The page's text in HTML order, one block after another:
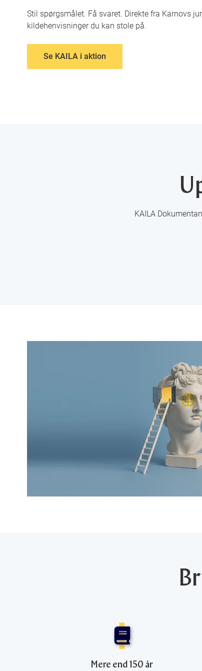
Stil spørgsmålet. Få svaret. Direkte fra Karnovs
kildehenvisninger du kan stole på.
Se KAILA i aktion
KAILA
Mere end 150 år